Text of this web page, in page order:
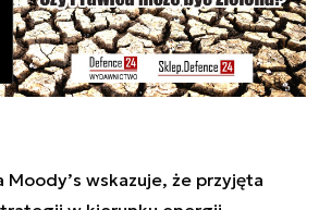
wskazuje, że przyjęta